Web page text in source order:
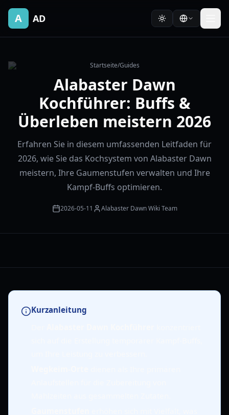
A AD
Startseite/Guides
Alabaster Dawn
Kochführer: Buffs &
Überleben meistern 2026
Erfahren Sie in diesem umfassenden Leitfaden für
2026, wie Sie das Kochsystem von Alabaster Dawn
meistern, Ihre Gaumenstufen verwalten und Ihre
Kampf-Buffs optimieren.
2026-05-11 Alabaster Dawn Wiki Team
Kurzanleitung